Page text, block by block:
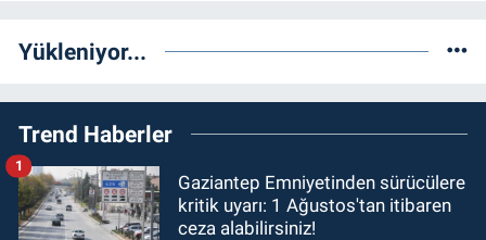
Yükleniyor...
Trend Haberler
Gaziantep Emniyetinden sürücülere
kritik uyarı: 1 Ağustos'tan itibaren
ceza alabilirsiniz!
1